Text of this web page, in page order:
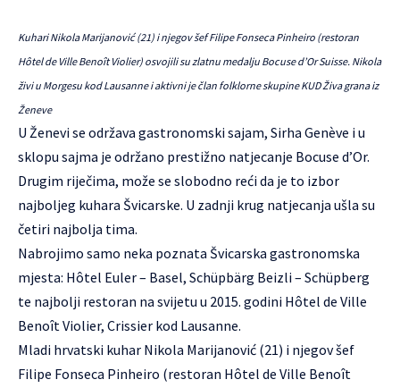
Kuhari Nikola Marijanović (21) i njegov šef Filipe Fonseca Pinheiro (restoran
Hôtel de Ville Benoît Violier) osvojili su zlatnu medalju Bocuse d’Or Suisse. Nikola
živi u Morgesu kod Lausanne i aktivni je član folklorne skupine KUD Živa grana iz
Ženeve
U Ženevi se održava gastronomski sajam, Sirha Genève i u
sklopu sajma je održano prestižno natjecanje Bocuse d’Or.
Drugim riječima, može se slobodno reći da je to izbor
najboljeg kuhara Švicarske. U zadnji krug natjecanja ušla su
četiri najbolja tima.
Nabrojimo samo neka poznata Švicarska gastronomska
mjesta: Hôtel Euler – Basel, Schüpbärg Beizli – Schüpberg
te najbolji restoran na svijetu u 2015. godini Hôtel de Ville
Benoît Violier, Crissier kod Lausanne.
Mladi hrvatski kuhar Nikola Marijanović (21) i njegov šef
Filipe Fonseca Pinheiro (restoran Hôtel de Ville Benoît